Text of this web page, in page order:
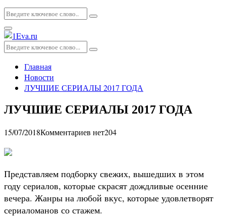
Искать:
Поиск
Основное
меню
Искать:
Поиск
Главная
Новости
ЛУЧШИЕ СЕРИАЛЫ 2017 ГОДА
ЛУЧШИЕ СЕРИАЛЫ 2017 ГОДА
15/07/2018Комментариев нет204
Представляем подборку свежих, вышедших в этом
году сериалов, которые скрасят дождливые осенние
вечера. Жанры на любой вкус, которые удовлетворят
сериаломанов со стажем.